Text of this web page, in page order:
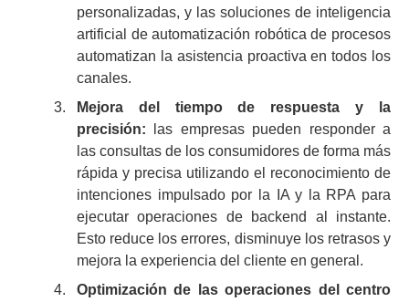
personalizadas, y las soluciones de inteligencia
artificial de automatización robótica de procesos
automatizan la asistencia proactiva en todos los
canales.
Mejora del tiempo de respuesta y la
precisión: las empresas pueden responder a
las consultas de los consumidores de forma más
rápida y precisa utilizando el reconocimiento de
intenciones impulsado por la IA y la RPA para
ejecutar operaciones de backend al instante.
Esto reduce los errores, disminuye los retrasos y
mejora la experiencia del cliente en general.
Optimización de las operaciones del centro